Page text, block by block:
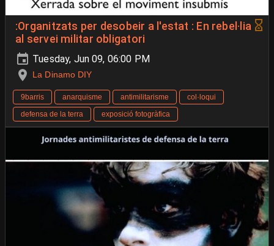
:Organitzats per desobeir a l'estat : En rebel·lia
al servei militar obligatori
Tuesday, Jun 09, 06:00 PM
La Dinamo DIY
9barris anarquisme antimilitarisme
col·loqui
defensa de la terra
exposició fotogràfica